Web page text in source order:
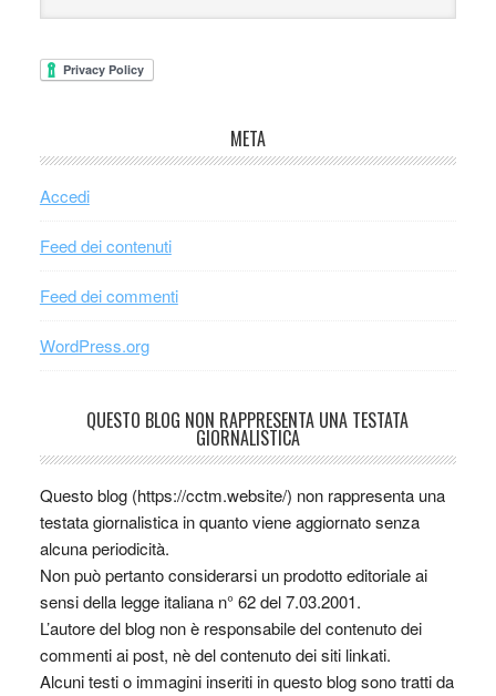
META
Accedi
Feed dei contenuti
Feed dei commenti
WordPress.org
QUESTO BLOG NON RAPPRESENTA UNA TESTATA
GIORNALISTICA
Questo blog (https://cctm.website/) non rappresenta una
testata giornalistica in quanto viene aggiornato senza
alcuna periodicità.
Non può pertanto considerarsi un prodotto editoriale ai
sensi della legge italiana n° 62 del 7.03.2001.
L’autore del blog non è responsabile del contenuto dei
commenti ai post, nè del contenuto dei siti linkati.
Alcuni testi o immagini inseriti in questo blog sono tratti da